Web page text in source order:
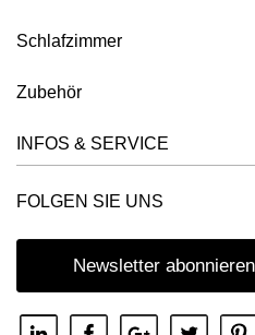
Schlafzimmer
Zubehör
INFOS & SERVICE
FOLGEN SIE UNS
Newsletter abonnieren